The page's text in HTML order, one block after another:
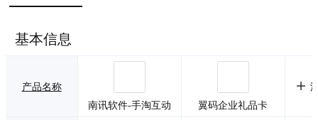
基本信息
产品名称
南讯软件-手淘互动
翼码企业礼品卡